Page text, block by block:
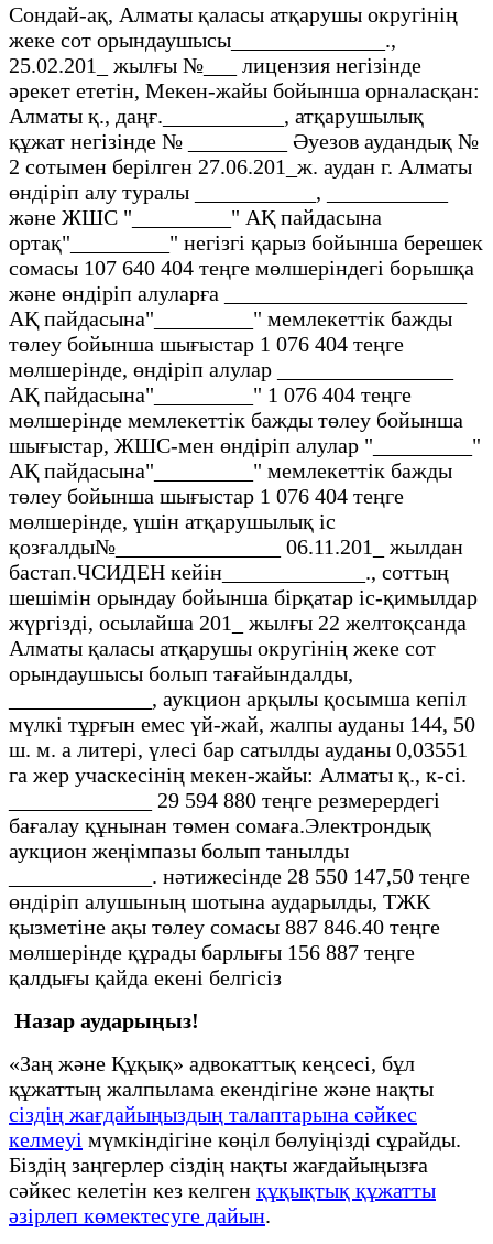
Сондай-ақ, Алматы қаласы атқарушы округінің
жеке сот орындаушысы______________.,
25.02.201_ жылғы №___ лицензия негізінде
әрекет ететін, Мекен-жайы бойынша орналасқан:
Алматы қ., даңғ.___________, атқарушылық
құжат негізінде № _________ Әуезов аудандық №
2 сотымен берілген 27.06.201_ж. аудан г. Алматы
өндіріп алу туралы ___________, ___________
және ЖШС "_________" АҚ пайдасына
ортақ"_________" негізгі қарыз бойынша берешек
сомасы 107 640 404 теңге мөлшеріндегі борышқа
және өндіріп алуларға ______________________
АҚ пайдасына"_________" мемлекеттік бажды
төлеу бойынша шығыстар 1 076 404 теңге
мөлшерінде, өндіріп алулар ________________
АҚ пайдасына"_________" 1 076 404 теңге
мөлшерінде мемлекеттік бажды төлеу бойынша
шығыстар, ЖШС-мен өндіріп алулар "_________"
АҚ пайдасына"_________" мемлекеттік бажды
төлеу бойынша шығыстар 1 076 404 теңге
мөлшерінде, үшін атқарушылық іс
қозғалды№_______________ 06.11.201_ жылдан
бастап.ЧСИДЕН кейін_____________., соттың
шешімін орындау бойынша бірқатар іс-қимылдар
жүргізді, осылайша 201_ жылғы 22 желтоқсанда
Алматы қаласы атқарушы округінің жеке сот
орындаушысы болып тағайындалды,
_____________, аукцион арқылы қосымша кепіл
мүлкі тұрғын емес үй-жай, жалпы ауданы 144, 50
ш. м. а литері, үлесі бар сатылды ауданы 0,03551
га жер учаскесінің мекен-жайы: Алматы қ., к-сі.
_____________ 29 594 880 теңге резмерердегі
бағалау құнынан төмен сомаға.Электрондық
аукцион жеңімпазы болып танылды
_____________. нәтижесінде 28 550 147,50 теңге
өндіріп алушының шотына аударылды, ТЖК
қызметіне ақы төлеу сомасы 887 846.40 теңге
мөлшерінде құрады барлығы 156 887 теңге
қалдығы қайда екені белгісіз
Назар аударыңыз!
«Заң және Құқық» адвокаттық кеңсесі, бұл
құжаттың жалпылама екендігіне және нақты
сіздің жағдайыңыздың талаптарына сәйкес
келмеуі мүмкіндігіне көңіл бөлуіңізді сұрайды.
Біздің заңгерлер сіздің нақты жағдайыңызға
сәйкес келетін кез келген құқықтық құжатты
әзірлеп көмектесуге дайын.